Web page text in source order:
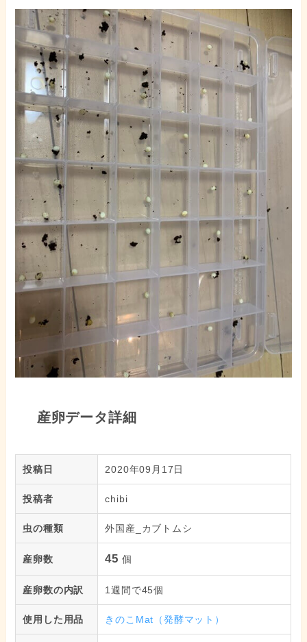
産卵データ詳細
投稿日 2020年09月17日
投稿者 chibi
虫の種類 外国産_カブトムシ
産卵数 45 個
産卵数の内訳 1週間で45個
使用した用品 きのこMat（発酵マット）